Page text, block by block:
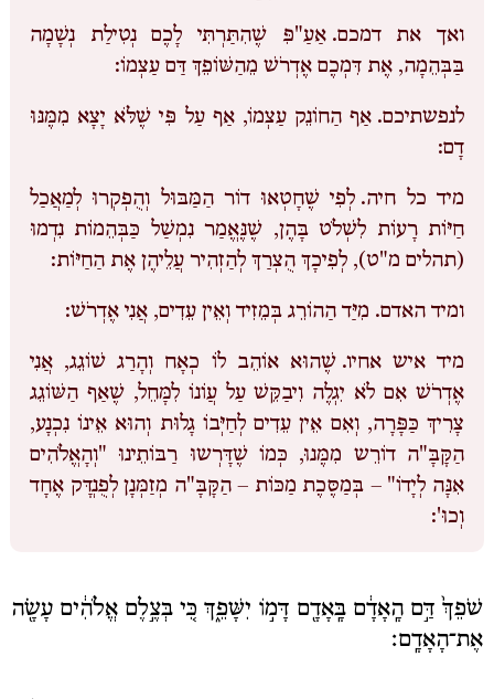
ואך את דמכם. אַעַ"פִּ שֶׁהִתַּרְתִּי לָכֶם נְטִילַת נְשָׁמָה
בַּבְּהֵמָה, אֶת דִּמְכֶם אֶדְרֹשׁ מֵהַשּׁוֹפֵךְ דַּם עַצְמוֹ:
לנפשתיכם. אַף הַחוֹנֵק עַצְמוֹ, אַף עַל פִּי שֶׁלֹּא יָצָא מִמֶּנּוּ
דָם:
מיד כל חיה. לְפִי שֶׁחָטְאוּ דוֹר הַמַּבּוּל וְהֻפְקְרוּ לְמַאֲכַל
חַיּוֹת רָעוֹת לִשְׁלֹט בָּהֶן, שֶׁנֶּאֱמַר נִמְשַׁל כַּבְּהֵמוֹת נִדְמוּ
(תהלים מ"ט), לְפִיכָךְ הֻצְרַךְ לְהַזְהִיר עֲלֵיהֶן אֶת הַחַיּוֹת:
ומיד האדם. מִיַּד הַהוֹרֵג בְּמֵזִיד וְאֵין עֵדִים, אֲנִי אֶדְרֹשׁ:
מיד איש אחיו. שֶׁהוּא אוֹהֵב לוֹ כְאָח וְהָרַג שׁוֹגֵג, אֲנִי
אֶדְרֹשׁ אִם לֹא יִגְלֶה וִיבַקֵּשׁ עַל עֲוֹנוֹ לִמָּחֵל, שֶׁאַף הַשּׁוֹגֵג
צָרִיךְ כַּפָּרָה, וְאִם אֵין עֵדִים לְחַיְּבוֹ גָלוּת וְהוּא אֵינוֹ נִכְנָע,
הַקָּבָּ"ה דוֹרֵש מִמֶּנוּ, כְּמוֹ שֶׁדָּרְשוּ רַבּוֹתֵינוּ "וְהָאֱלֹהִים
אִנָּה לְיָדוֹ" – בְּמַסֶּכֶת מַכּוֹת – הַקָּבָּ"ה מְזַמְּנָן לְפֻנְדָּק אֶחָד
וְכוּ':
שֹׁפֵךְ֙ דַּ֣ם הָֽאָדָ֔ם בָּֽאָדָ֖ם דָּמ֣וֹ יִשָּׁפֵ֑ךְ כִּ֚י בְּצֶ֣לֶם אֱלֹהִ֔ים עָשָׂ֖ה
אֶת־הָאָדָֽם׃